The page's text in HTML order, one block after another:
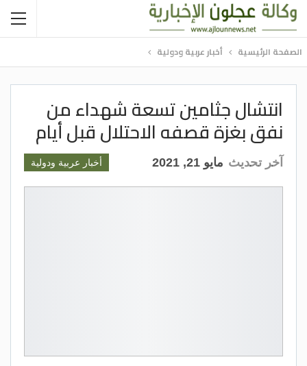
الصفحة الرئيسية أخبار عربية ودولية
انتشال جثامين تسعة شهداء من
نفق بغزة قصفه الاحتلال قبل أيام
أخبار عربية ودولية آخر تحديث مايو 21, 2021